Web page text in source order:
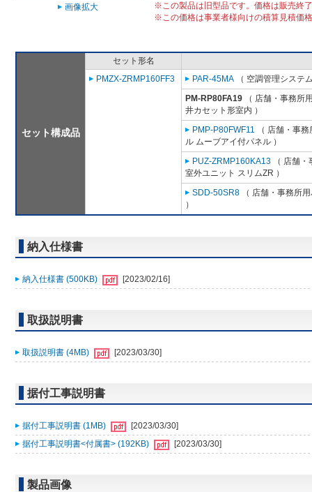
画像拡大
※この製品は旧型品です。価格は販売終
※この価格は事業者様向けの積算見積価
セット構成品
セット形名
PMZX-ZRMP160FF3
PAR-45MA （ 空調管理システ
PM-RP80FA19 （ 店舗・事務所
井カセット形室内 ）
PMP-P80FWF11 （ 店舗・事
ル ムーブアイ付パネル ）
PUZ-ZRMP160KA13 （ 店舗
室外ユニット スリムZR ）
SDD-50SR8 （ 店舗・事務所
）
納入仕様書
納入仕様書 (500KB) [2023/02/16]
取扱説明書
取扱説明書 (4MB) [2023/03/30]
据付工事説明書
据付工事説明書 (1MB)
[2023/03/30]
据付工事説明書<付属書> (192KB)
[2023/03/30]
製品画像